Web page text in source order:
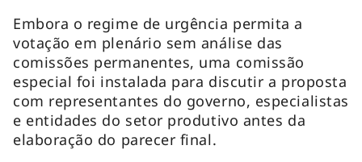
Embora o regime de urgência permita a
votação em plenário sem análise das
comissões permanentes, uma comissão
especial foi instalada para discutir a proposta
com representantes do governo, especialistas
e entidades do setor produtivo antes da
elaboração do parecer final.